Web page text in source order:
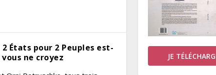
États pour 2 Peuples est-
ne croyez
JE